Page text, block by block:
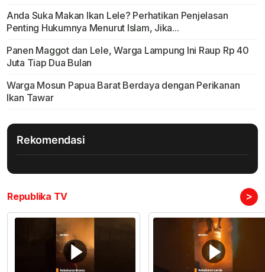
Anda Suka Makan Ikan Lele? Perhatikan Penjelasan
Penting Hukumnya Menurut Islam, Jika...
Panen Maggot dan Lele, Warga Lampung Ini Raup Rp 40
Juta Tiap Dua Bulan
Warga Mosun Papua Barat Berdaya dengan Perikanan
Ikan Tawar
Rekomendasi
Republika TV >